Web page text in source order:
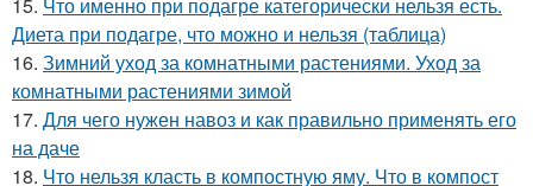
Диета при подагре, что можно и нельзя (таблица)
16. Зимний уход за комнатными растениями. Уход за
комнатными растениями зимой
17. Для чего нужен навоз и как правильно применять его
на даче
18. Что нельзя класть в компостную яму. Что в компост